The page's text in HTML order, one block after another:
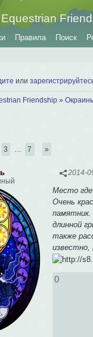
Правила Поиск
или
Friendship »
3 7 »
2014-
Место где
Очень
памятник.
длинной
также
известно,
0